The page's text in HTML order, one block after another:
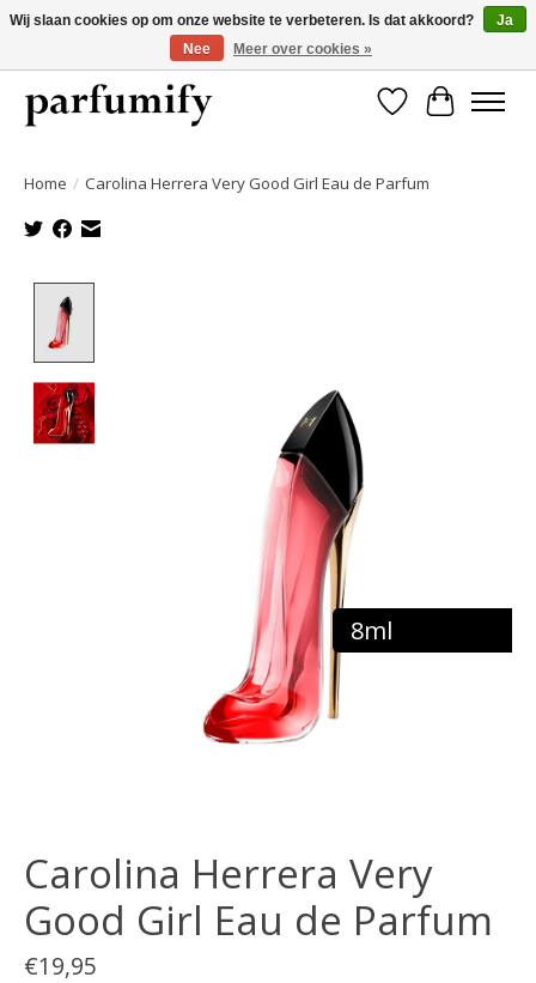
750+ Geuren | Gratis verzending | Maandelijks opzegbaar
Verlanglijst
Home / Carolina Herrera Very Good Girl Eau de Parfum
8ml
Carolina Herrera Very
Good Girl Eau de Parfum
€19,95
Wij slaan cookies op om onze website te verbeteren. Is dat akkoord?
Ja
Nee
Meer over cookies »